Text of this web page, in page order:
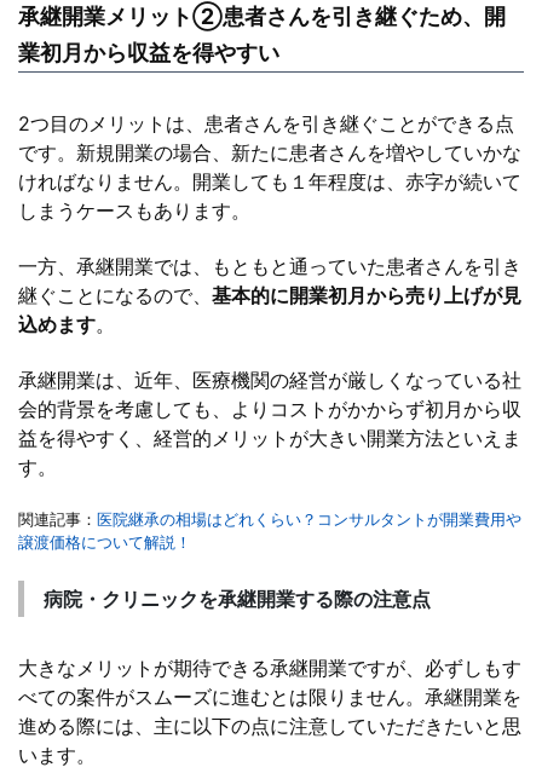
承継開業メリット②患者さんを引き継ぐため、開
業初月から収益を得やすい
2つ目のメリットは、患者さんを引き継ぐことができる点
です。新規開業の場合、新たに患者さんを増やしていかな
ければなりません。開業しても１年程度は、赤字が続いて
しまうケースもあります。
一方、承継開業では、もともと通っていた患者さんを引き
継ぐことになるので、 基本的に開業初月から売り上げが見
込めます。
承継開業は、近年、医療機関の経営が厳しくなっている社
会的背景を考慮しても、よりコストがかからず初月から収
益を得やすく、経営的メリットが大きい開業方法といえま
す。
関連記事： 医院継承の相場はどれくらい？コンサルタントが開業費用や
譲渡価格について解説！
病院・クリニックを承継開業する際の注意点
大きなメリットが期待できる承継開業ですが、必ずしもす
べての案件がスムーズに進むとは限りません。承継開業を
進める際には、主に以下の点に注意していただきたいと思
います。